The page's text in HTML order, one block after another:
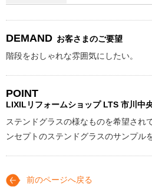
DEMAND お客さまのご要望
階段をおしゃれな雰囲気にしたい。
POINT
LIXILリフォームショップ LTS 市川中
ステンドグラスの様なものを希望され
ンセプトのステンドグラスのサンプル
前のページへ戻る